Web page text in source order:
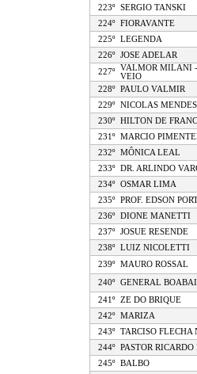
223º
SERGIO TANSKI
224º
FIORAVANTE
225º
LEGENDA
226º
JOSE ADELAR
227º
VALMOR MILANI
VEIO
228º
PAULO VALMIR
229º
NICOLAS
230º
HILTON DE
231º
MARCIO
232º
MÔNICA LEAL
233º
DR. ARLINDO
234º
OSMAR LIMA
235º
PROF. EDSON
236º
DIONE MANETTI
237º
JOSUE RESENDE
238º
LUIZ NICOLETTI
239º
MAURO ROSSAL
240º
GENERAL
241º
ZE DO BRIQUE
242º
MARIZA
243º
TARCISO FLECHA
244º
PASTOR RICARDO
245º
BALBO